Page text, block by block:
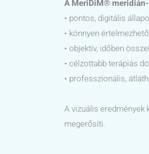
A MeriDiM®
• pontos, digitális
• könnyen
• objektív, időben
• célzottabb terápiás
• professzionális,
A vizuális eredmények
megerősíti.